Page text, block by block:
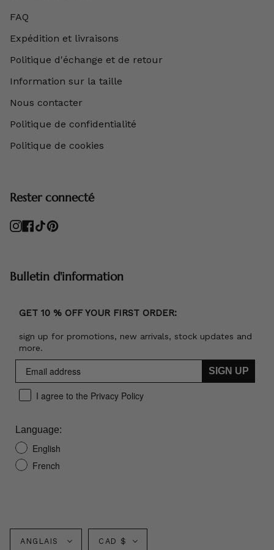
FAQ
Expédition et livraisons
Politique d'échange et de retour
Information sur la taille
Nous contacter
Politique de confidentialité
Politique de cookies
Rester connecté
Instagram
Facebook
TikTokPinterest
Bulletin d'information
GET 10 % OFF YOUR FIRST ORDER:
sign up for promotions, new arrivals, stock updates and
more.
SIGN UP
I agree to the Privacy Policy
Language:
English
French
Langue
ANGLAIS Monnaie
CAD $